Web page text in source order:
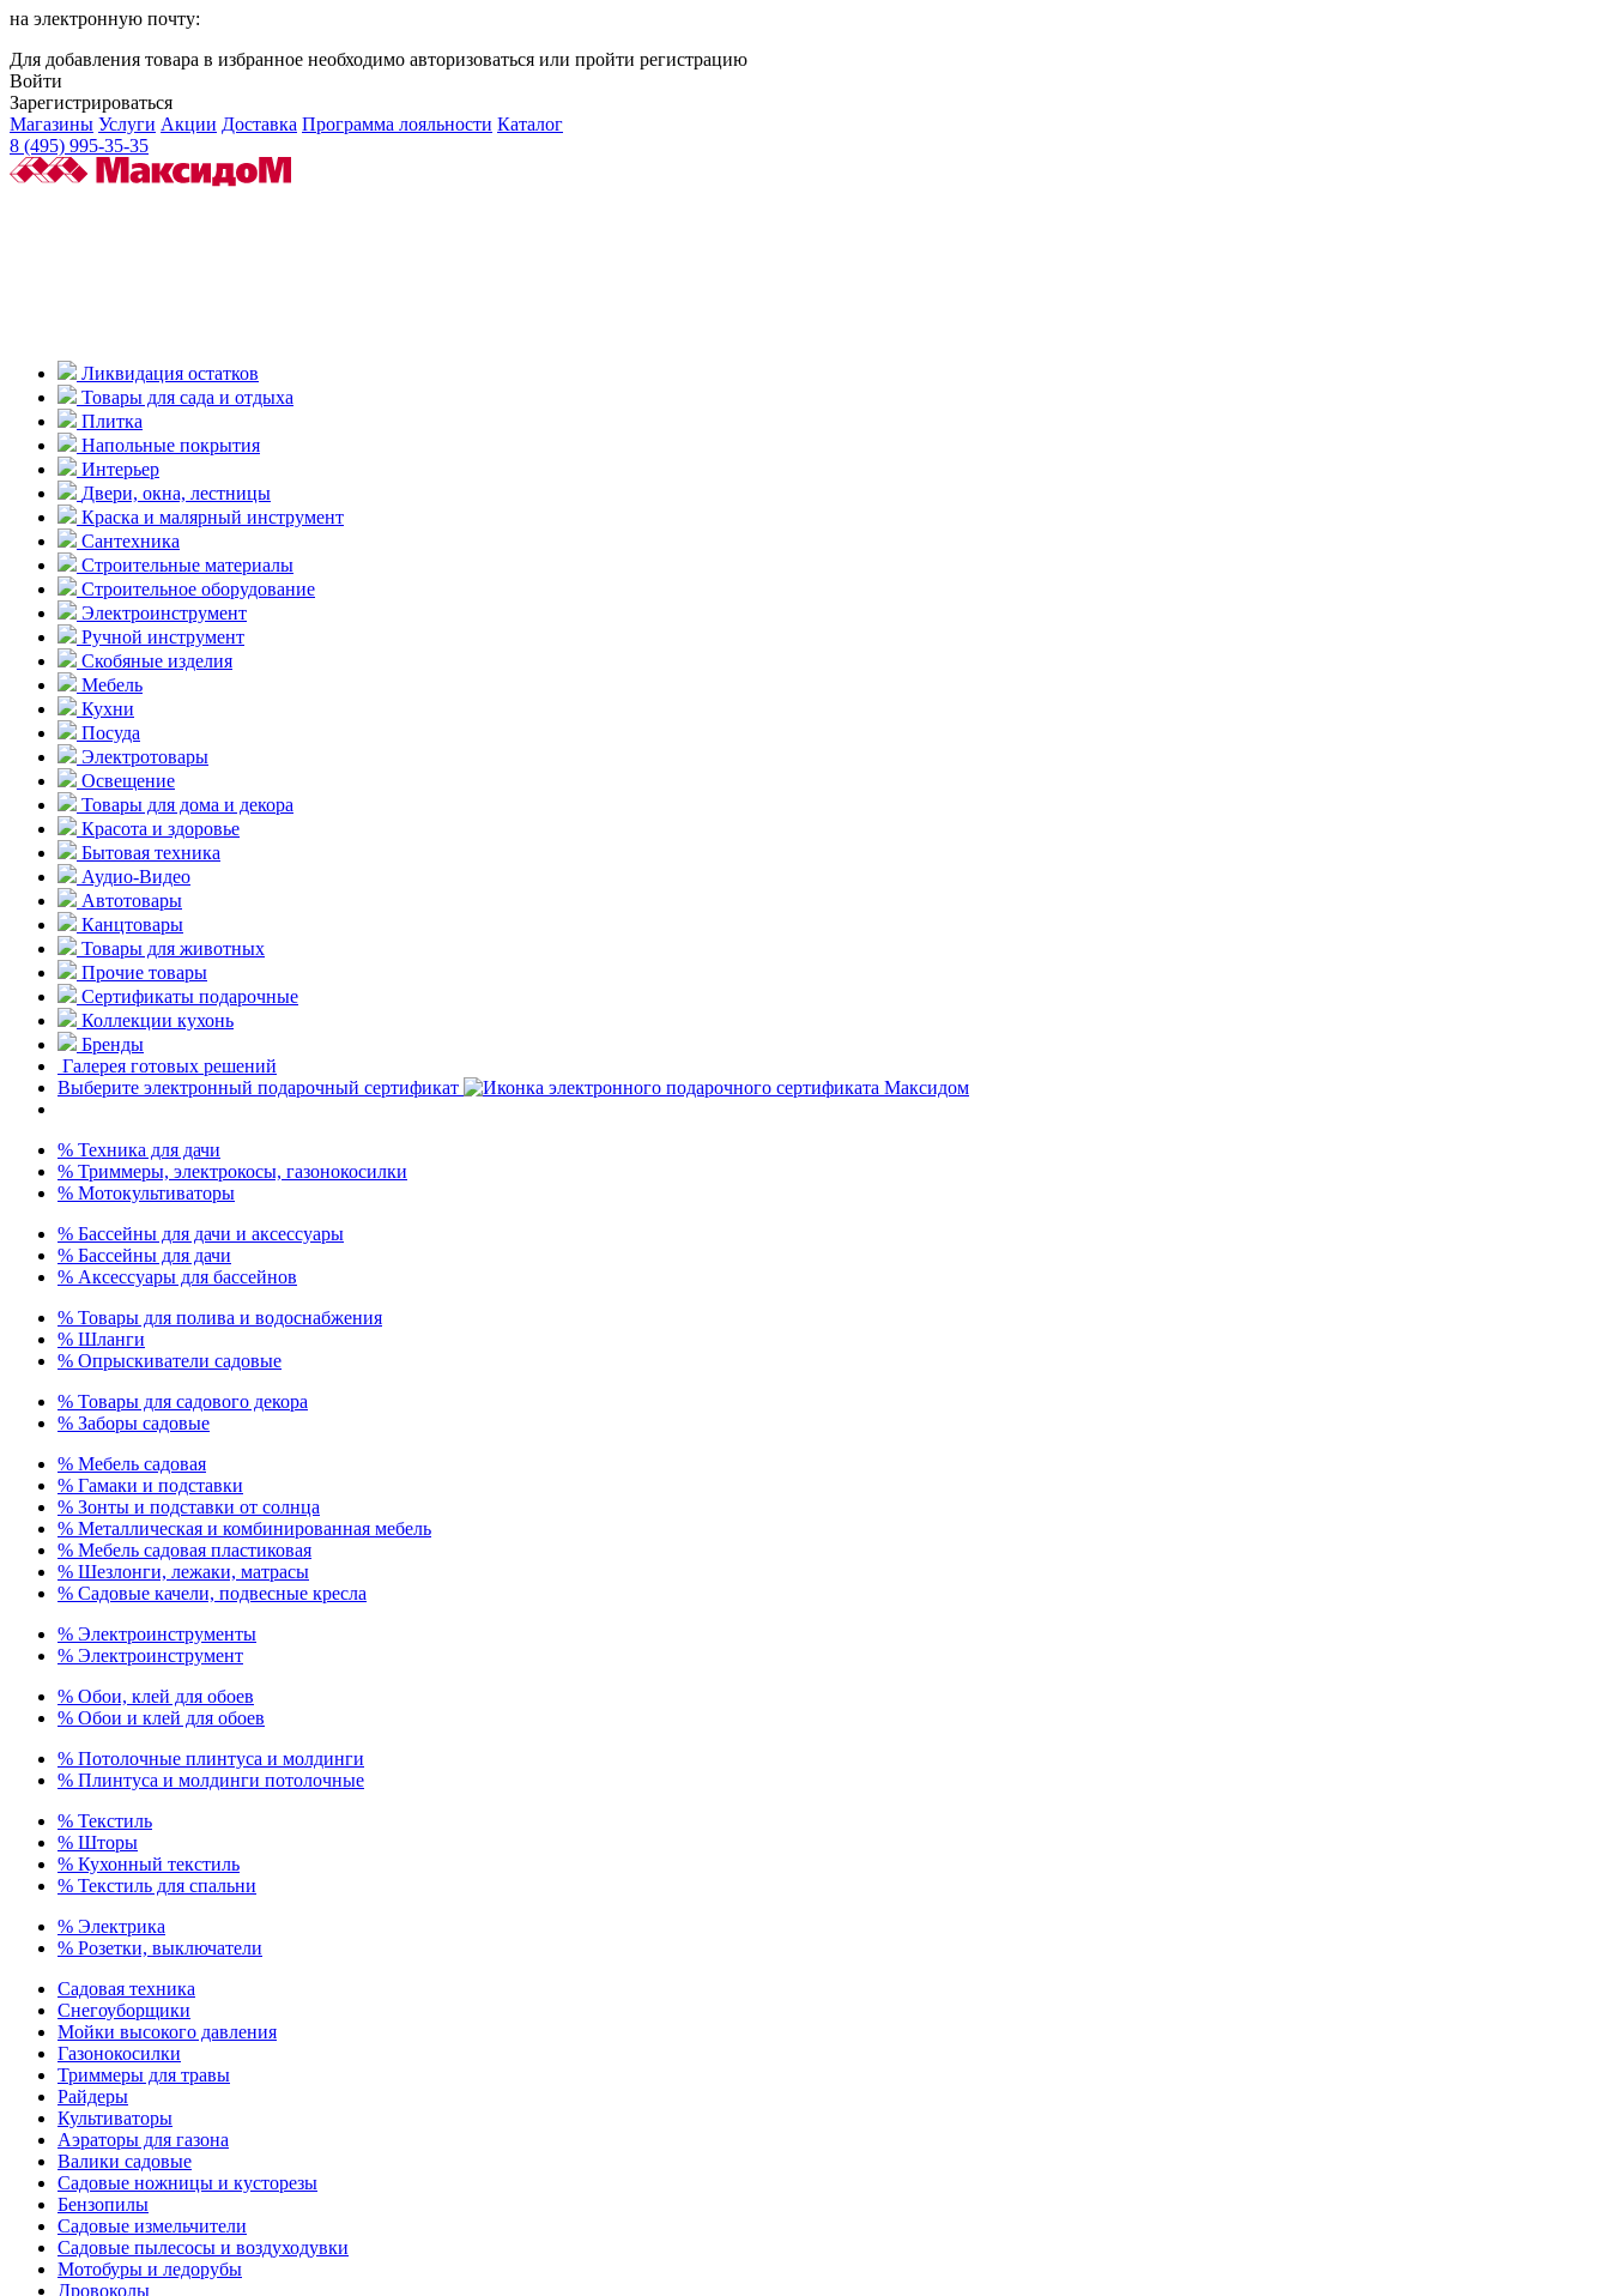
на электронную почту:
Для добавления товара в избранное необходимо авторизоваться или пройти регистрацию
Войти
Зарегистрироваться
Магазины Услуги Акции Доставка Программа лояльности Каталог
8 (495) 995-35-35
Ликвидация остатков
Товары для сада и отдыха
Плитка
Напольные покрытия
Интерьер
Двери, окна, лестницы
Краска и малярный инструмент
Сантехника
Строительные материалы
Строительное оборудование
Электроинструмент
Ручной инструмент
Скобяные изделия
Мебель
Кухни
Посуда
Электротовары
Освещение
Товары для дома и декора
Красота и здоровье
Бытовая техника
Аудио-Видео
Автотовары
Канцтовары
Товары для животных
Прочие товары
Сертификаты подарочные
Коллекции кухонь
Бренды
Галерея готовых решений
Выберите электронный подарочный сертификат
% Техника для дачи
% Триммеры, электрокосы, газонокосилки
% Мотокультиваторы
% Бассейны для дачи и аксессуары
% Бассейны для дачи
% Аксессуары для бассейнов
% Товары для полива и водоснабжения
% Шланги
% Опрыскиватели садовые
% Товары для садового декора
% Заборы садовые
% Мебель садовая
% Гамаки и подставки
% Зонты и подставки от солнца
% Металлическая и комбинированная мебель
% Мебель садовая пластиковая
% Шезлонги, лежаки, матрасы
% Садовые качели, подвесные кресла
% Электроинструменты
% Электроинструмент
% Обои, клей для обоев
% Обои и клей для обоев
% Потолочные плинтуса и молдинги
% Плинтуса и молдинги потолочные
% Текстиль
% Шторы
% Кухонный текстиль
% Текстиль для спальни
% Электрика
% Розетки, выключатели
Садовая техника
Снегоуборщики
Мойки высокого давления
Газонокосилки
Триммеры для травы
Райдеры
Культиваторы
Аэраторы для газона
Валики садовые
Садовые ножницы и кусторезы
Бензопилы
Садовые измельчители
Садовые пылесосы и воздуходувки
Мотобуры и ледорубы
Дровоколы